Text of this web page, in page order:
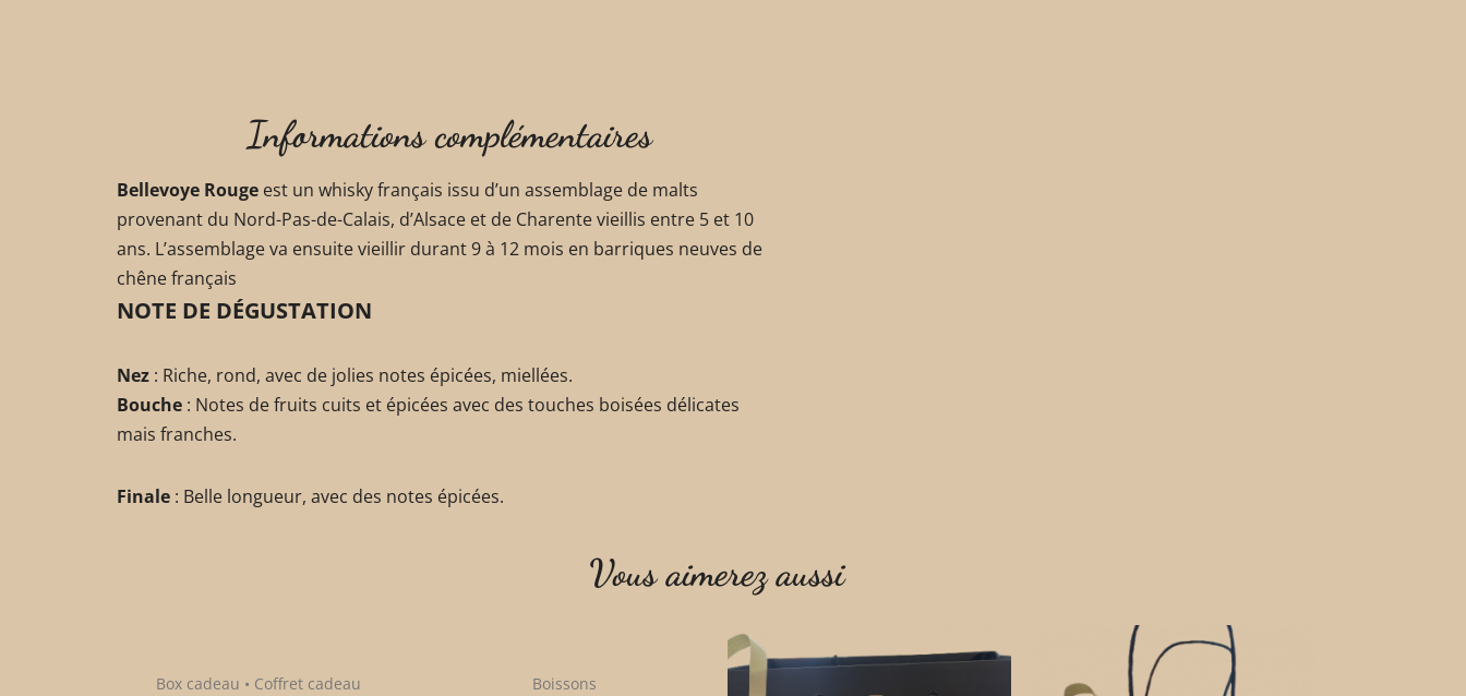
Informations complémentaires
Bellevoye Rouge est un whisky français issu d’un assemblage de malts
provenant du Nord-Pas-de-Calais, d’Alsace et de Charente vieillis entre 5 et 10
ans. L’assemblage va ensuite vieillir durant 9 à 12 mois en barriques neuves de
chêne français
NOTE DE DÉGUSTATION
Nez : Riche, rond, avec de jolies notes épicées, miellées.
Bouche : Notes de fruits cuits et épicées avec des touches boisées délicates
mais franches.
Finale : Belle longueur, avec des notes épicées.
Vous aimerez aussi
Box cadeau • Coffret cadeau Boissons